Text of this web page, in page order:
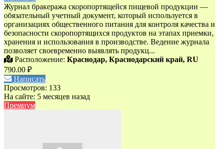
Журнал бракеража скоропортящейся пищевой продукции —
обязательный учетный документ, который используется в
организациях общественного питания для контроля качества и
безопасности скоропортящихся продуктов на этапах приемки,
хранения и использования в производстве. Ведение журнала
позволяет своевременно выявлять продукц...
Расположение: Краснодар, Краснодарский край, RU
790.00 ₽
Написать
Просмотров: 133
На сайте: 5 месяцев назад
Премиум